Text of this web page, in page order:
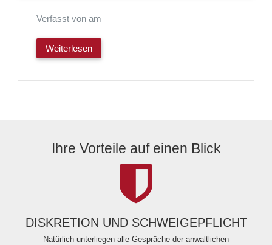
Verfasst von am
Weiterlesen
Ihre Vorteile auf einen Blick
DISKRETION UND SCHWEIGEPFLICHT
Natürlich unterliegen alle Gespräche der anwaltlichen